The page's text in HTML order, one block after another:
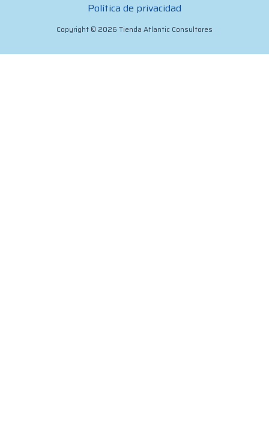
Política de privacidad
Copyright © 2026 Tienda Atlantic Consultores